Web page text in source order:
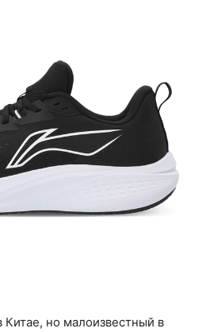
но малоизвестный в